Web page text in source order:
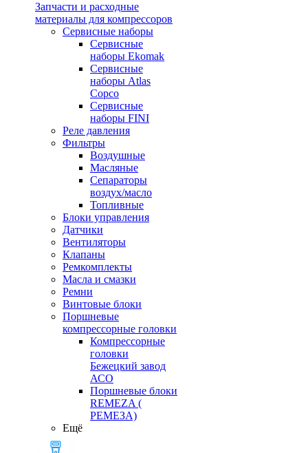
Запчасти и расходные
материалы для компрессоров
Cервисные наборы
Сервисные
наборы Ekomak
Cервисные
наборы Atlas
Copco
Сервисные
наборы FINI
Реле давления
Фильтры
Воздушные
Масляные
Сепараторы
воздух/масло
Топливные
Блоки управления
Датчики
Вентиляторы
Клапаны
Ремкомплекты
Масла и смазки
Ремни
Винтовые блоки
Поршневые
компрессорные головки
Компрессорные
головки
Бежецкий завод
АСО
Поршневые блоки
REMEZA (
РЕМЕЗА)
Ещё